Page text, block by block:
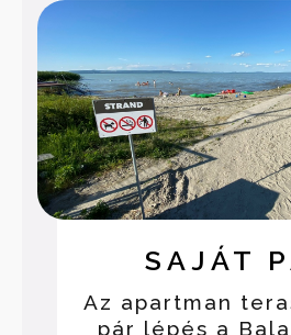
SAJÁT
Az apartman
pár lépés a